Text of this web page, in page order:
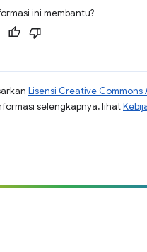
ini membantu?
Lisensi Creative Commons
selengkapnya, lihat